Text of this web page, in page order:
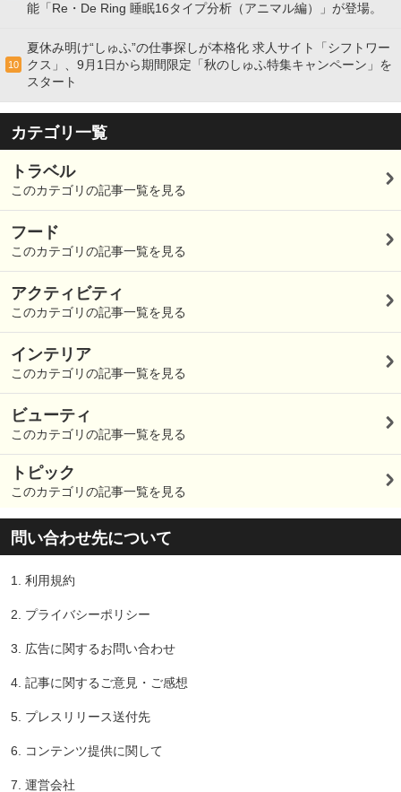
能「Re・De Ring 睡眠16タイプ分析（アニマル編）」が登場。
10
夏休み明け“しゅふ”の仕事探しが本格化 求人サイト「シフトワー
クス」、9月1日から期間限定「秋のしゅふ特集キャンペーン」を
スタート
カテゴリ一覧
トラベル
このカテゴリの記事一覧を見る
フード
このカテゴリの記事一覧を見る
アクティビティ
このカテゴリの記事一覧を見る
インテリア
このカテゴリの記事一覧を見る
ビューティ
このカテゴリの記事一覧を見る
トピック
このカテゴリの記事一覧を見る
問い合わせ先について
1. 利用規約
2. プライバシーポリシー
3. 広告に関するお問い合わせ
4. 記事に関するご意見・ご感想
5. プレスリリース送付先
6. コンテンツ提供に関して
7. 運営会社